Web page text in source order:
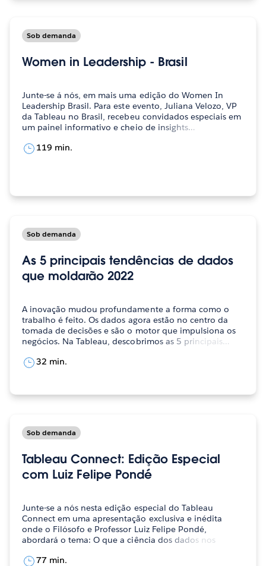
Sob demanda
Women in Leadership - Brasil
Junte-se á nós, em mais uma edição do Women In
Leadership Brasil. Para este evento, Juliana Velozo, VP
da Tableau no Brasil, recebeu convidados especiais em
um painel informativo e cheio de insights…
119 min.
Sob demanda
As 5 principais tendências de dados
que moldarão 2022
A inovação mudou profundamente a forma como o
trabalho é feito. Os dados agora estão no centro da
tomada de decisões e são o motor que impulsiona os
negócios. Na Tableau, descobrimos as 5 principais…
32 min.
Sob demanda
Tableau Connect: Edição Especial
com Luiz Felipe Pondé
Junte-se a nós nesta edição especial do Tableau
Connect em uma apresentação exclusiva e inédita
onde o Filósofo e Professor Luiz Felipe Pondé,
abordará o tema: O que a ciência dos dados nos
77 min.